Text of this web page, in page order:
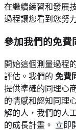
在繼續練習和發展
過程讓您看到您努
參加我們的免費
開始這個測量過程
評估。我們的 免費
提供準確的同理心
的情感和認知同理
解的人，我們的人
的成長計畫。 立即